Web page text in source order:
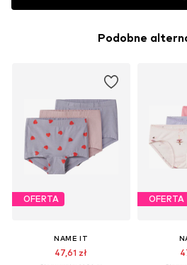
Podobne
OFERTA
NAME IT
47,61 zł
OFERTA